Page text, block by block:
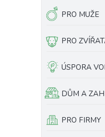
PRO MUŽE
PRO
ÚSPORA
DŮM A
PRO FIRMY